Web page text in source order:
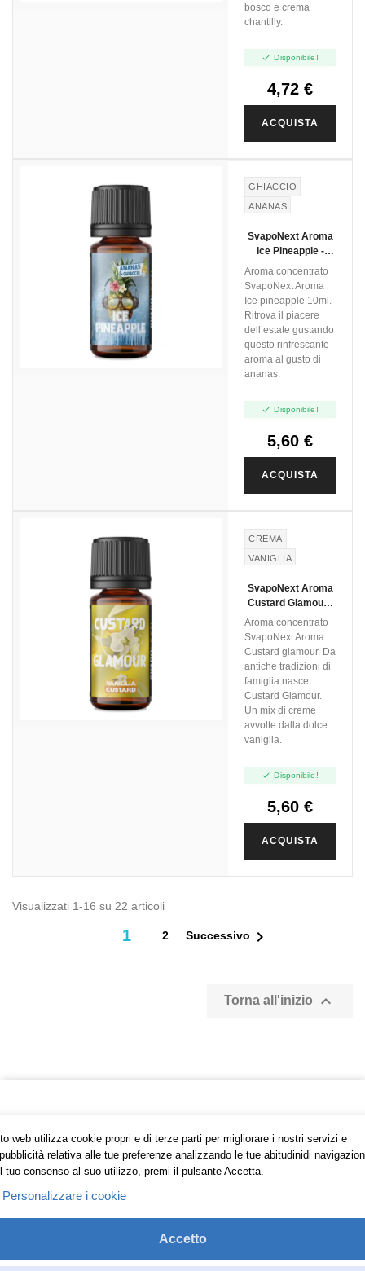
bosco e crema
chantilly.
 Disponibile!
4,72 €
ACQUISTA
GHIACCIO
ANANAS
SvapoNext Aroma
Ice Pineapple -
Next Flavour - 10ml
Aroma concentrato
SvapoNext Aroma
Ice pineapple 10ml.
Ritrova il piacere
dell’estate gustando
questo rinfrescante
aroma al gusto di
ananas.
 Disponibile!
5,60 €
ACQUISTA
CREMA
VANIGLIA
PASTICCERA
SvapoNext Aroma
Custard Glamour -
Next Flavour - 10ml
Aroma concentrato
SvapoNext Aroma
Custard glamour. Da
antiche tradizioni di
famiglia nasce
Custard Glamour.
Un mix di creme
avvolte dalla dolce
vaniglia.
 Disponibile!
5,60 €
ACQUISTA
Visualizzati 1-16 su 22 articoli
1 2 Successivo 
Torna all'inizio 
web utilizza cookie propri e di terze parti per migliorare i nostri servizi e
relativa alle tue preferenze analizzando le tue abitudinidi
tuo consenso al suo utilizzo, premi il pulsante Accetta.
Personalizzare i cookie
Accetto
PRODOTTI
SHOPPING ONLINE FACILE 